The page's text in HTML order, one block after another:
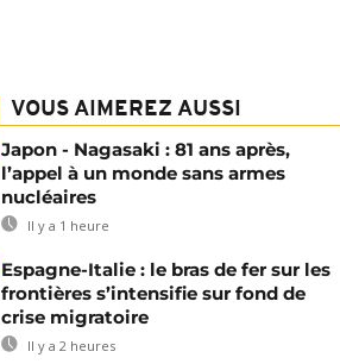
VOUS AIMEREZ AUSSI
Japon - Nagasaki : 81 ans après,
l’appel à un monde sans armes
nucléaires
Il y a 1 heure
Espagne-Italie : le bras de fer sur les
frontières s’intensifie sur fond de
crise migratoire
Il y a 2 heures